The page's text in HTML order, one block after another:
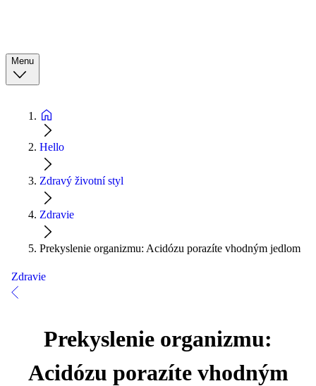
Menu
Hello
Zdravý životní styl
Zdravie
Prekyslenie organizmu: Acidózu porazíte vhodným jedlom
Zdravie
Prekyslenie organizmu:
Acidózu porazíte vhodným